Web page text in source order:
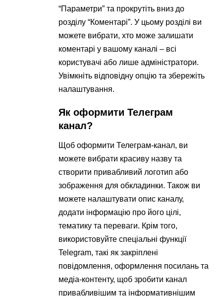
“Параметри” та прокрутіть вниз до
розділу “Коментарі”. У цьому розділі ви
можете вибрати, хто може залишати
коментарі у вашому каналі – всі
користувачі або лише адміністратори.
Увімкніть відповідну опцію та збережіть
налаштування.
Як оформити Телеграм
канал?
Щоб оформити Телеграм-канал, ви
можете вибрати красиву назву та
створити привабливий логотип або
зображення для обкладинки. Також ви
можете налаштувати опис каналу,
додати інформацію про його цілі,
тематику та переваги. Крім того,
використовуйте спеціальні функції
Telegram, такі як закріплені
повідомлення, оформлення посилань та
медіа-контенту, щоб зробити канал
привабливішим та інформативнішим